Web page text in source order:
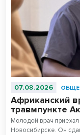
07.08.2026
Африканский
травмпункте
Молодой врач
Новосибирске. Он